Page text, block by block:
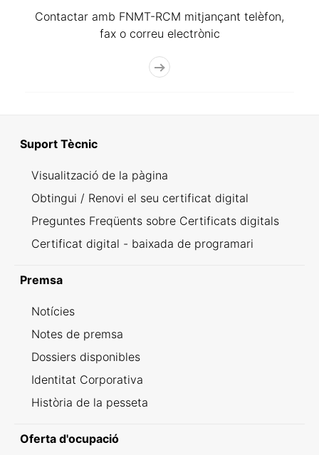
Contactar amb FNMT-RCM mitjançant telèfon,
fax o correu electrònic
Suport Tècnic
Visualització de la pàgina
Obtingui / Renovi el seu certificat digital
Preguntes Freqüents sobre Certificats digitals
Certificat digital - baixada de programari
Premsa
Notícies
Notes de premsa
Dossiers disponibles
Identitat Corporativa
Història de la pesseta
Oferta d'ocupació